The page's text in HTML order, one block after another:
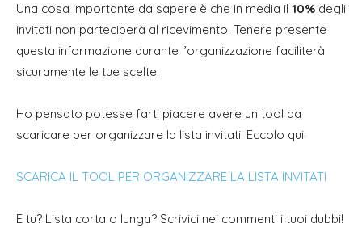
Una cosa importante da sapere è che in media il 10% degli
invitati non parteciperà al ricevimento. Tenere presente
questa informazione durante l’organizzazione faciliterà
sicuramente le tue scelte.
Ho pensato potesse farti piacere avere un tool da
scaricare per organizzare la lista invitati. Eccolo qui:
SCARICA IL TOOL PER ORGANIZZARE LA LISTA INVITATI
E tu? Lista corta o lunga? Scrivici nei commenti i tuoi dubbi!